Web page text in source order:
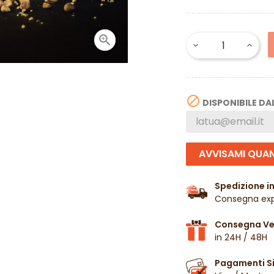

 DISPONIBILE
AVVISAMI
Spedizione
Consegna
Consegna
in 24H / 48H
Pagamenti